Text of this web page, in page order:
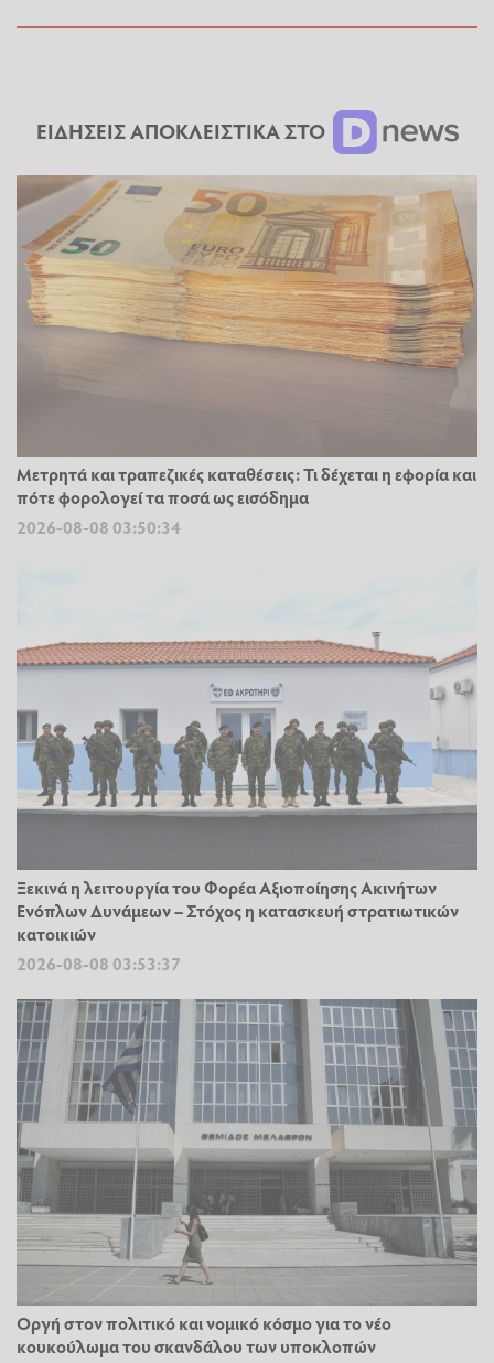
ΕΙΔΗΣΕΙΣ ΑΠΟΚΛΕΙΣΤΙΚΑ ΣΤΟ
Μετρητά και τραπεζικές καταθέσεις: Τι δέχεται η εφορία και
πότε φορολογεί τα ποσά ως εισόδημα
2026-08-08 03:50:34
Ξεκινά η λειτουργία του Φορέα Αξιοποίησης Ακινήτων
Ενόπλων Δυνάμεων – Στόχος η κατασκευή στρατιωτικών
κατοικιών
2026-08-08 03:53:37
Οργή στον πολιτικό και νομικό κόσμο για το νέο
κουκούλωμα του σκανδάλου των υποκλοπών